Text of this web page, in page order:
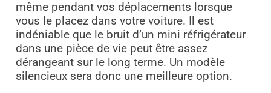
même pendant vos déplacements lorsque
vous le placez dans votre voiture. Il est
indéniable que le bruit d’un mini réfrigérateur
dans une pièce de vie peut être assez
dérangeant sur le long terme. Un modèle
silencieux sera donc une meilleure option.